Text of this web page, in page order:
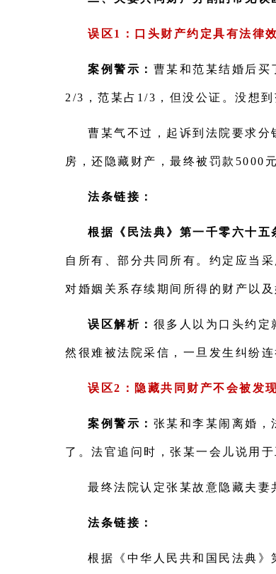
误区1：口头财产约定具有法律
案例警示： 曹某和范某结婚后买
2/3，范某占1/3，但没公证。没想
曹某气不过，起诉到法院要求
房，还隐藏财产，最终被罚款5000
法条链接：
根据《民法典》第一千零六十五
自所有、部分共同所有。约定应当
对婚姻关系存续期间所得的财产以
误区解析： 很多人以为口头约定
然很难被法院采信，一旦发生纠纷连
误区2：隐藏共同财产不会被发
案例警示： 张某和李某闹离婚，
了。法官追问时，张某一会儿说用
最终法院认定张某故意隐藏夫妻
法条链接：
根据《中华人民共和国民法典